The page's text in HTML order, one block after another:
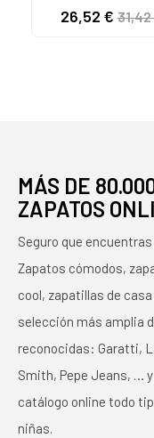
26,52 €31,42
MÁS DE
ZAPATOS
Seguro que
Zapatos cómodos,
cool, zapatillas de
selección más amplia
reconocidas: Garatti,
Smith, Pepe Jeans, …
catálogo online todo
niñas.